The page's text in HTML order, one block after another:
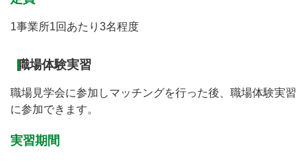
1事業所1回あたり3名程度
職場体験実習
職場見学会に参加しマッチングを行った後、職場体験実習
に参加できます。
実習期間